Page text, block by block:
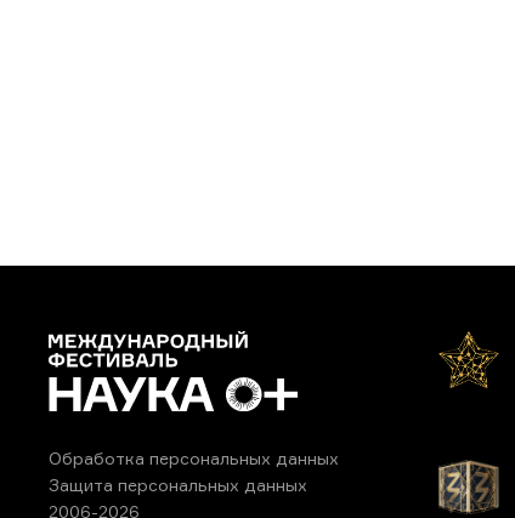
Обработка персональных данных
Защита персональных данных
2006-2026